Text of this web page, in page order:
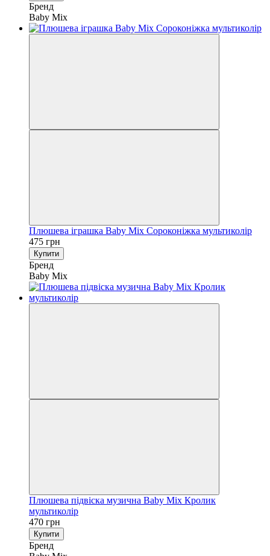
Бренд
Baby Mix
Плюшева іграшка Baby Mix Сороконіжка мультиколір
475 грн
Купити
Бренд
Baby Mix
Плюшева підвіска музична Baby Mix Кролик
мультиколір
470 грн
Купити
Бренд